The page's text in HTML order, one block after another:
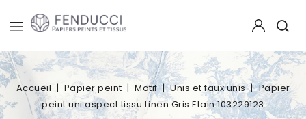
Accueil Papier peint Motif Unis et faux unis
Papier
peint uni aspect tissu Linen Gris Etain 103229123